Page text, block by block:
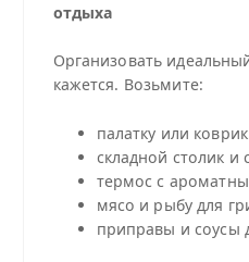
отдыха
Организовать
кажется. Возьмите:
палатку или
складной столик и
термос с
мясо и рыбу для
приправы и соусы